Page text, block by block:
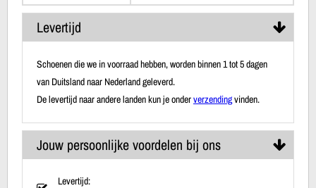
Levertijd
Schoenen die we in voorraad hebben, worden binnen 1 tot 5 dagen
van Duitsland naar Nederland geleverd.
De levertijd naar andere landen kun je onderverzendingvinden.
Jouw persoonlijke voordelen bij ons
Levertijd: